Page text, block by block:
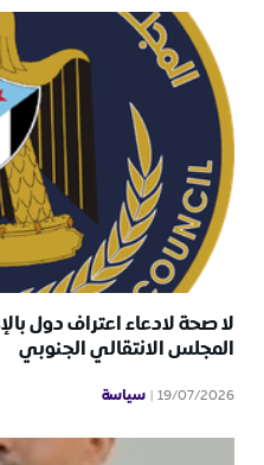
لا صحة لادعاء اعتراف دول
المجلس الانتقالي الجنوبي
19/07/2026 سياسة